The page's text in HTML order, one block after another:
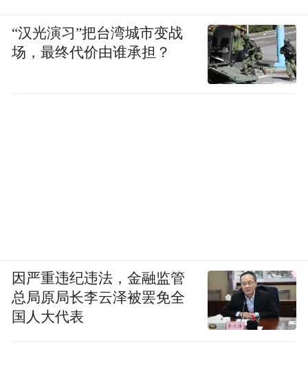
“汉光演习”把台湾城市变战
场，最终代价由谁承担？
因严重违纪违法，金融监管
总局原局长李云泽被罢免全
国人大代表